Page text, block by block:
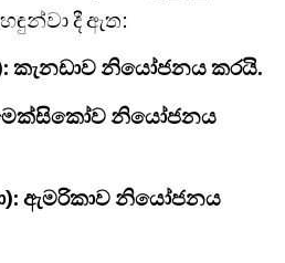
දී ඇත:
කැනඩාව නියෝජනය කරයි.
මෙක්සිකෝව නියෝජනය
ඇමරිකාව නියෝජනය